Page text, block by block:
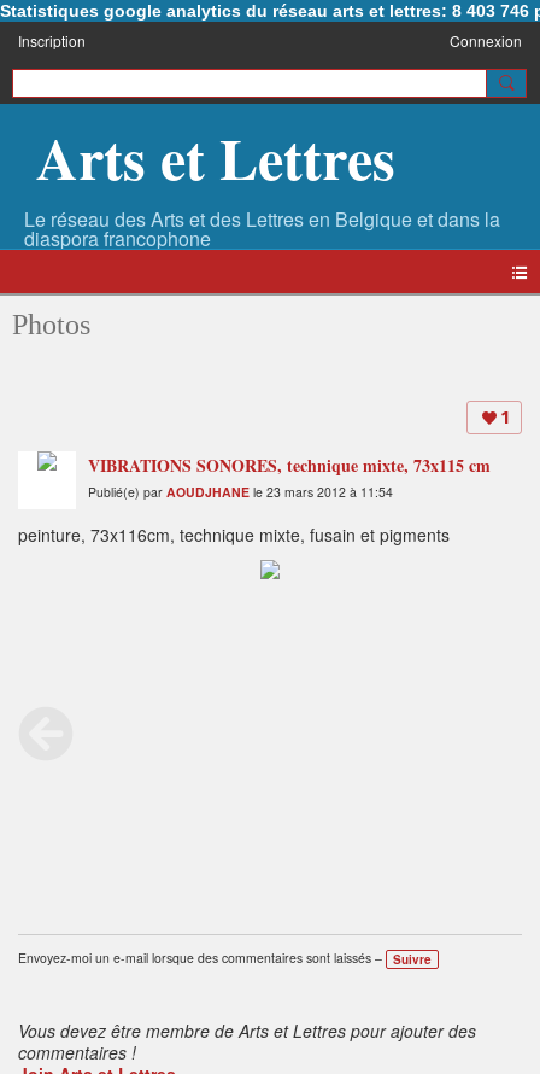
Statistiques google analytics du réseau arts et lettres: 8 403 746
Inscription Connexion
Arts et Lettres
Photos
1
VIBRATIONS SONORES, technique mixte, 73x115 cm
Publié(e) par AOUDJHANE le 23 mars 2012 à 11:54
peinture, 73x116cm, technique mixte, fusain et pigments
Envoyez-moi un e-mail lorsque des commentaires sont laissés – Suivre
Vous devez être membre de Arts et Lettres pour ajouter des
commentaires !